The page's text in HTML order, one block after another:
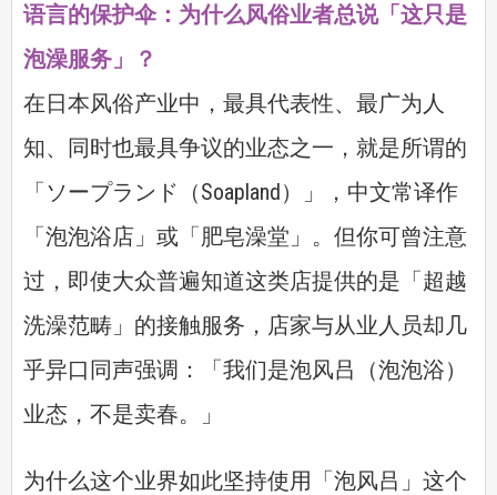
语言的保护伞：为什么风俗业者总说「这只是
泡澡服务」？
在日本风俗产业中，最具代表性、最广为人
知、同时也最具争议的业态之一，就是所谓的
「ソープランド（Soapland）」，中文常译作
「泡泡浴店」或「肥皂澡堂」。但你可曾注意
过，即使大众普遍知道这类店提供的是「超越
洗澡范畴」的接触服务，店家与从业人员却几
乎异口同声强调：「我们是泡风吕（泡泡浴）
业态，不是卖春。」
为什么这个业界如此坚持使用「泡风吕」这个